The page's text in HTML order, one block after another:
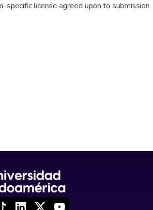
specific license agreed upon to submission